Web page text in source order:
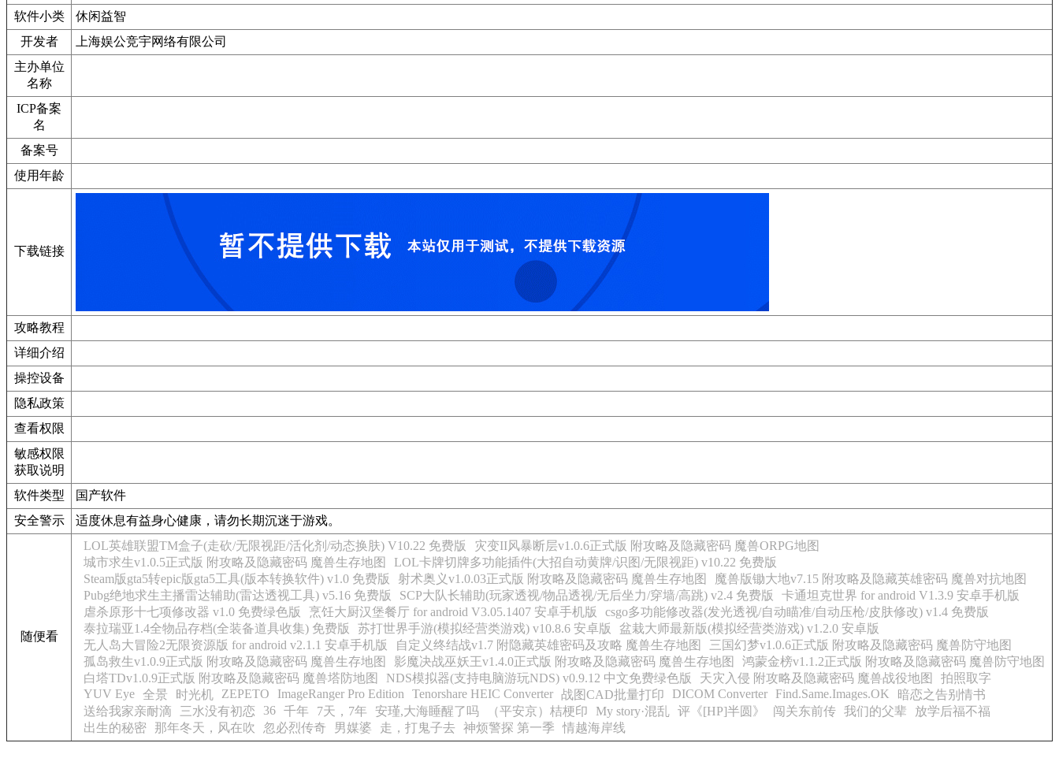
软件小类
休闲益智
开发者
上海娱公竞宇网络有限公司
主办单位
名称
ICP备案
名
备案号
使用年龄
下载链接
攻略教程
详细介绍
操控设备
隐私政策
查看权限
敏感权限
获取说明
软件类型
国产软件
安全警示
适度休息有益身心健康，请勿长期沉迷于游戏。
随便看
LOL英雄联盟TM盒子(走砍/无限视距/活化剂/动态换肤) V10.22 免费版
灾变II风暴断层v1.0.6正式版 附攻略及隐藏密码 魔兽ORPG地图
城市求生v1.0.5正式版 附攻略及隐藏密码 魔兽生存地图
LOL卡牌切牌多功能插件(大招自动黄牌/识图/无限视距) v10.22 免费版
Steam版gta5转epic版gta5工具(版本转换软件) v1.0 免费版
射术奥义v1.0.03正式版 附攻略及隐藏密码 魔兽生存地图
魔兽版锄大地v7.15 附攻略及隐藏英雄密码 魔兽对抗地图
Pubg绝地求生主播雷达辅助(雷达透视工具) v5.16 免费版
SCP大队长辅助(玩家透视/物品透视/无后坐力/穿墙/高跳) v2.4 免费版
卡通坦克世界 for android V1.3.9 安卓手机版
虐杀原形十七项修改器 v1.0 免费绿色版
烹饪大厨汉堡餐厅 for android V3.05.1407 安卓手机版
csgo多功能修改器(发光透视/自动瞄准/自动压枪/皮肤修改) v1.4 免费版
泰拉瑞亚1.4全物品存档(全装备道具收集) 免费版
苏打世界手游(模拟经营类游戏) v10.8.6 安卓版
盆栽大师最新版(模拟经营类游戏) v1.2.0 安卓版
无人岛大冒险2无限资源版 for android v2.1.1 安卓手机版
自定义终结战v1.7 附隐藏英雄密码及攻略 魔兽生存地图
三国幻梦v1.0.6正式版 附攻略及隐藏密码 魔兽防守地图
孤岛救生v1.0.9正式版 附攻略及隐藏密码 魔兽生存地图
影魔决战巫妖王v1.4.0正式版 附攻略及隐藏密码 魔兽生存地图
鸿蒙金榜v1.1.2正式版 附攻略及隐藏密码 魔兽防守地图
白塔TDv1.0.9正式版 附攻略及隐藏密码 魔兽塔防地图
NDS模拟器(支持电脑游玩NDS) v0.9.12 中文免费绿色版 天灾入侵 附攻略及隐藏密码 魔兽战役地图
拍照取字
YUV Eye 全景 时光机 ZEPETO ImageRanger Pro Edition Tenorshare HEIC Converter 战图CAD批量打印 DICOM Converter Find.Same.Images.OK
暗恋之告别情书
送给我家亲耐滴
三水没有初恋 36 千年 7天，7年 安瑾,大海睡醒了吗 （平安京）桔梗印 My story·混乱 评《[HP]半圆》 闯关东前传 我们的父辈
放学后福不福
出生的秘密
那年冬天，风在吹 忽必烈传奇 男媒婆 走，打鬼子去 神烦警探 第一季 情越海岸线